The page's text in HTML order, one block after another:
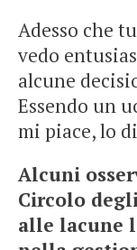
Adesso che
vedo
alcune
Essendo un
mi piace, lo
Alcuni
Circolo
alle lacune